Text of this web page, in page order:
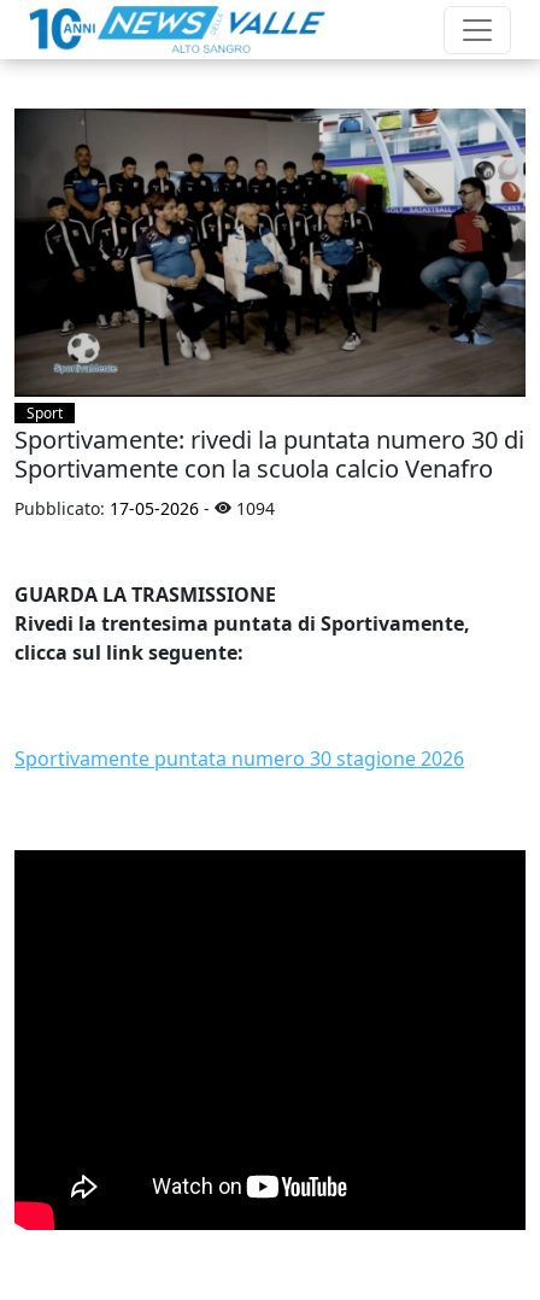
Sport
Sportivamente: rivedi la puntata numero 30 di
Sportivamente con la scuola calcio Venafro
Pubblicato: 17-05-2026 - 1094
GUARDA LA TRASMISSIONE
Rivedi la trentesima puntata di Sportivamente,
clicca sul link seguente:
Sportivamente puntata numero 30 stagione 2026